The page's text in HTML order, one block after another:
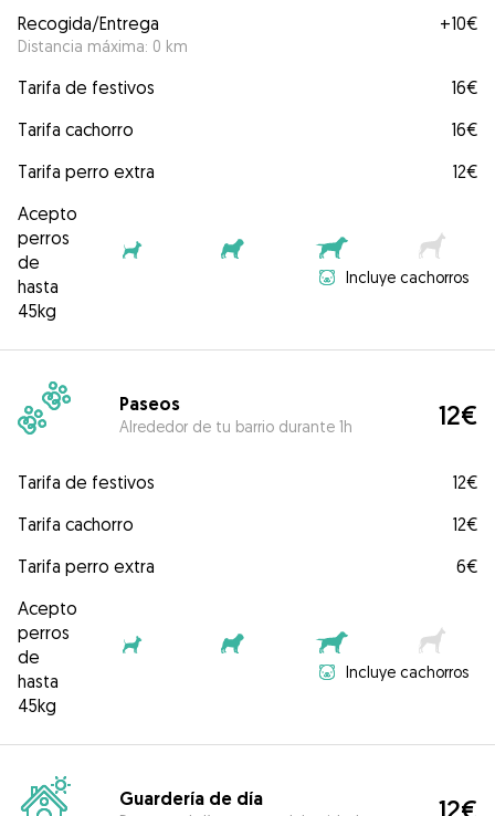
Recogida/Entrega
Distancia máxima: 0 km
+10€
Tarifa de festivos
16€
Tarifa cachorro
16€
Tarifa perro extra
12€
Acepto
perros
de
hasta
45kg
Incluye cachorros
Paseos
Alrededor de tu barrio durante 1h 12€
Tarifa de festivos
12€
Tarifa cachorro
12€
Tarifa perro extra
6€
Acepto
perros
de
hasta
45kg
Incluye cachorros
Guardería de día